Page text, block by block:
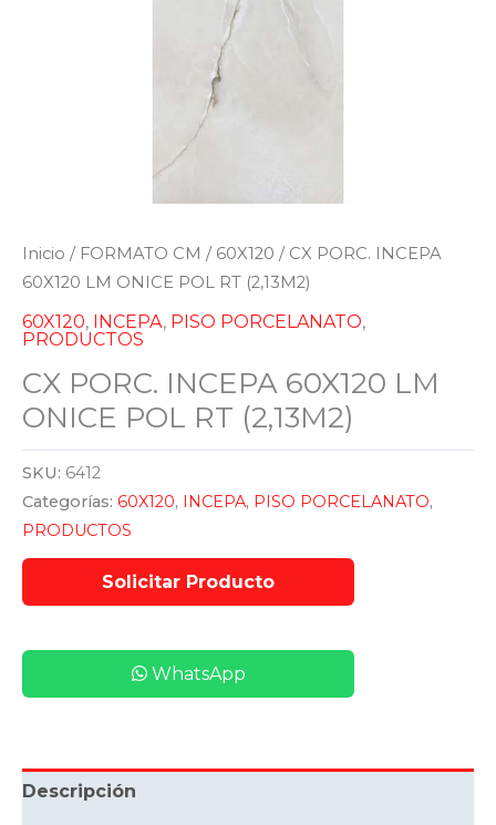
Inicio / FORMATO CM / 60X120 / CX PORC. INCEPA
60X120 LM ONICE POL RT (2,13M2)
60X120, INCEPA, PISO PORCELANATO,
PRODUCTOS
CX PORC. INCEPA 60X120 LM
ONICE POL RT (2,13M2)
SKU: 6412
Categorías: 60X120, INCEPA, PISO PORCELANATO,
PRODUCTOS
WhatsApp
Descripción